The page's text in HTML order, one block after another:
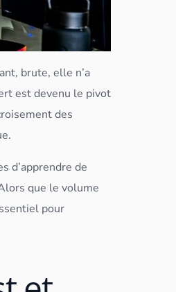
brute, elle n’a
est devenu le pivot
des
d’apprendre de
que le volume
pour